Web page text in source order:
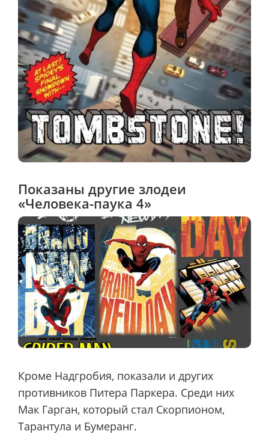
Показаны другие злодеи
«Человека-паука 4»
Кроме Надгробия, показали и других
противников Питера Паркера. Среди них
Мак Гарган, который стал Скорпионом,
Тарантула и Бумеранг.